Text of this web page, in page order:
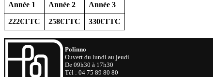
Année 1 Année 2 Année 3
222€TTC 258€TTC 330€TTC
Polinno
Ouvert du lundi au jeudi
De 09h30 à 17h30
Tél : 04 75 89 80 80